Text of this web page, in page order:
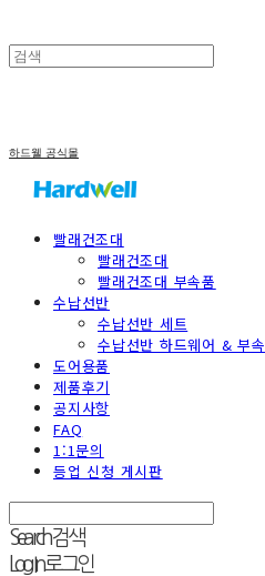
하드웰 공식몰
빨래건조대
빨래건조대
빨래건조대 부속품
수납선반
수납선반 세트
수납선반 하드웨어 & 부속
도어용품
제품후기
공지사항
FAQ
1:1문의
등업 신청 게시판
Search검색
Log In로그인